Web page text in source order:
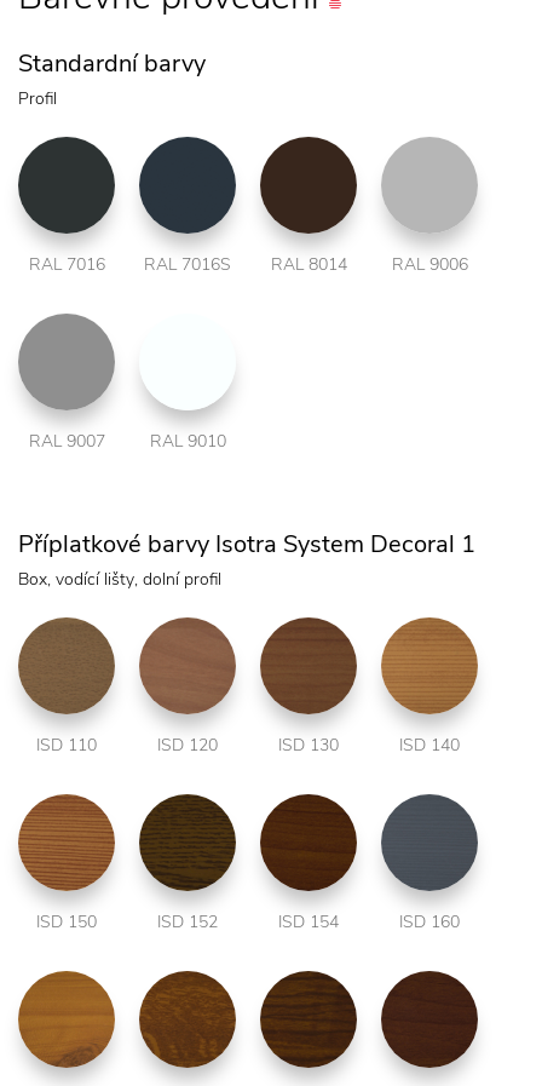
Standardní barvy
Profil
RAL 7016 RAL 7016S RAL 8014 RAL 9006
RAL 9007 RAL 9010
Příplatkové barvy Isotra System Decoral 1
Box, vodící lišty, dolní profil
ISD 110 ISD 120 ISD 130 ISD 140
ISD 150 ISD 152 ISD 154 ISD 160